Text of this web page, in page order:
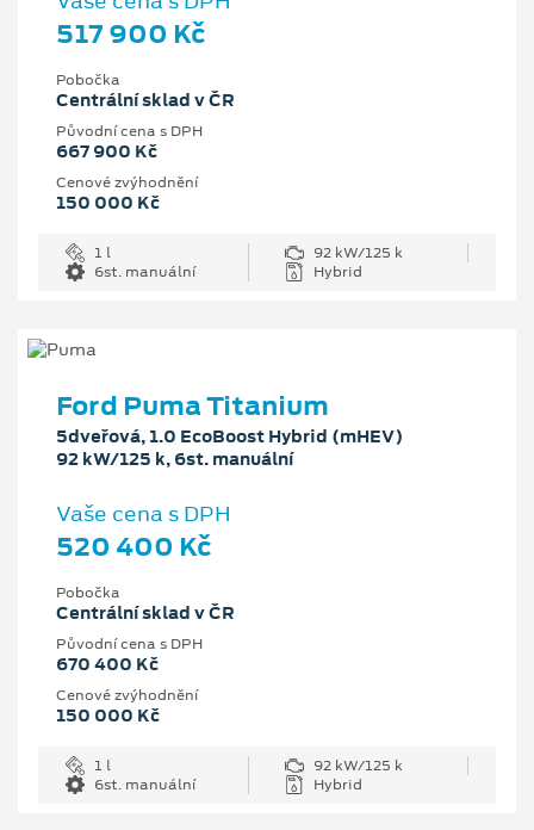
517 900 Kč
Pobočka
Centrální sklad v ČR
Původní cena s DPH
667 900 Kč
Cenové zvýhodnění
150 000 Kč
1 l
92 kW/125 k
6st. manuální
Hybrid
Ford Puma Titanium
5dveřová, 1.0 EcoBoost Hybrid (mHEV)
92 kW/125 k, 6st. manuální
Vaše cena s DPH
520 400 Kč
Pobočka
Centrální sklad v ČR
Původní cena s DPH
670 400 Kč
Cenové zvýhodnění
150 000 Kč
1 l
92 kW/125 k
6st. manuální
Hybrid